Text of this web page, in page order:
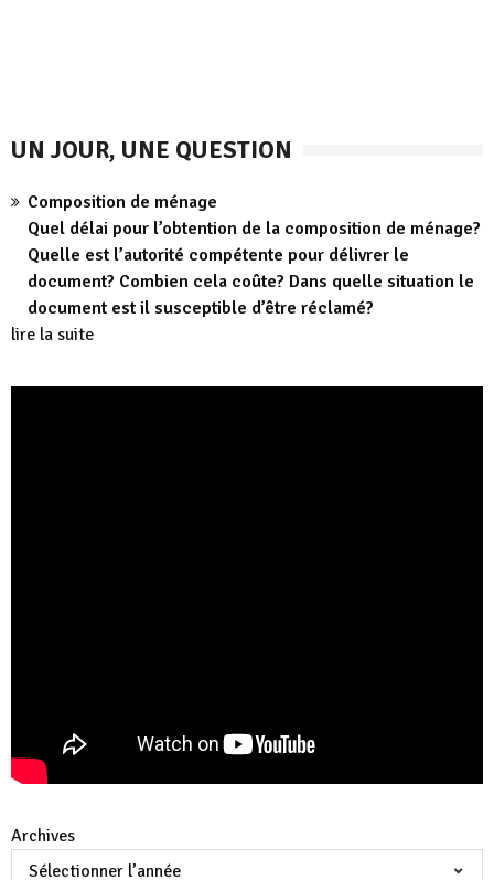
UN JOUR, UNE QUESTION
Composition de ménage
Quel délai pour l’obtention de la composition de ménage?
Quelle est l’autorité compétente pour délivrer le
document? Combien cela coûte? Dans quelle situation le
document est il susceptible d’être réclamé?
lire la suite
Archives